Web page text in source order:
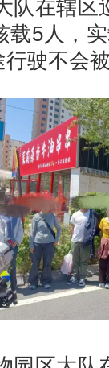
队在辖
载5人，
驶不会